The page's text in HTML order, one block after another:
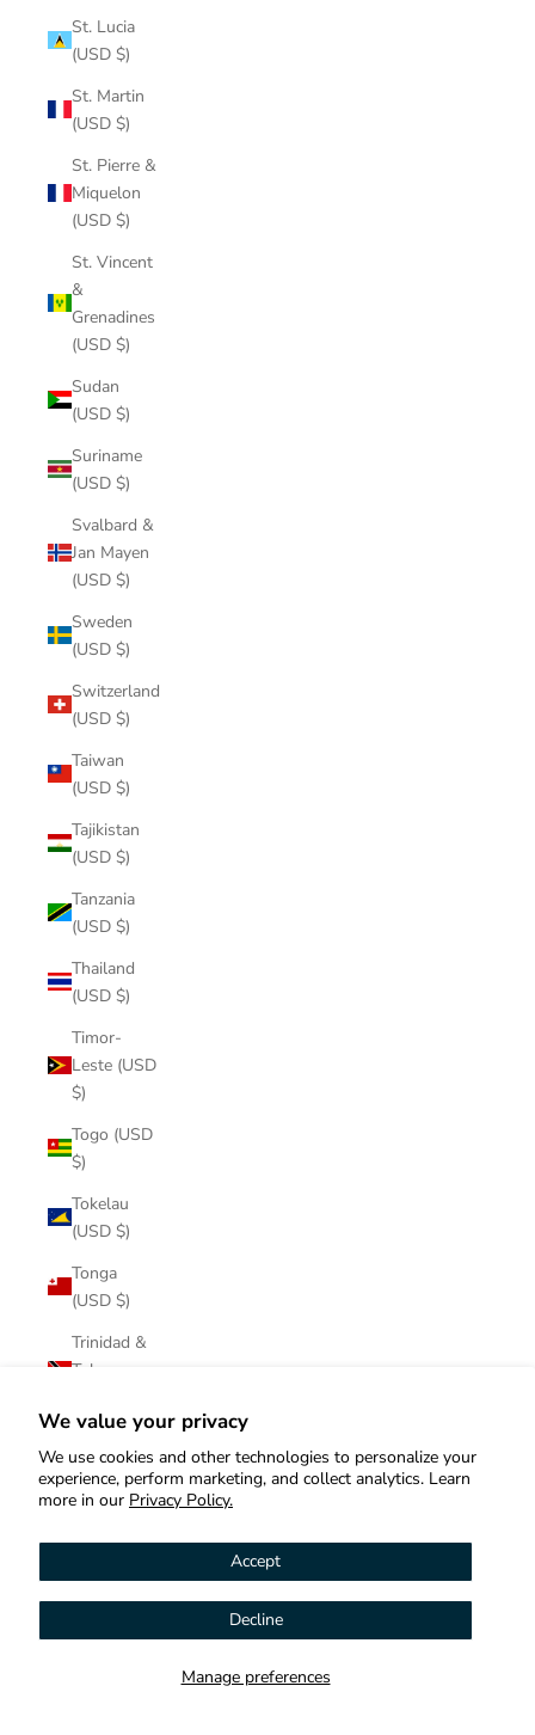
We value your privacy
We use cookies and other technologies to personalize your
experience, perform marketing, and collect analytics. Learn
more in our Privacy Policy.
Manage preferences
Accept
Decline
St. Lucia
(USD $)
St. Martin
(USD $)
St. Pierre &
Miquelon
(USD $)
St. Vincent
&
Grenadines
(USD $)
Sudan
(USD $)
Suriname
(USD $)
Svalbard &
Jan Mayen
(USD $)
Sweden
(USD $)
Switzerland
(USD $)
Taiwan
(USD $)
Tajikistan
(USD $)
Tanzania
(USD $)
Thailand
(USD $)
Timor-
Leste (USD
$)
Togo (USD
$)
Tokelau
(USD $)
Tonga
(USD $)
Trinidad &
Tobago
Tristan da
Cunha
(USD $)
Türkiye